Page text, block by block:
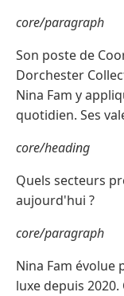
core/paragraph
Son poste de
Dorchester
Nina Fam y
quotidien. Ses
core/heading
Quels secteurs
aujourd'hui ?
core/paragraph
Nina Fam
luxe depuis